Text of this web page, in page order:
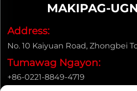
MAKIPAG-
Address:
No. 10 Kaiyuan Road, Zhongbei
Tumawag Ngayon:
+86-0221-8849-4719